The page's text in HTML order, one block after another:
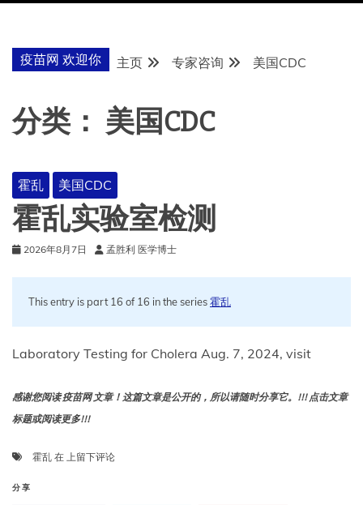
疫苗网 欢迎你 主页 专家咨询 美国CDC
分类： 美国CDC
霍乱 美国CDC
霍乱实验室检测
2026年8月7日 孟胜利 医学博士
This entry is part 16 of 16 in the series霍乱
Laboratory Testing for Cholera Aug. 7, 2024, visit
感谢您阅读 疫苗网 文章！这篇文章是公开的，所以请随时分享它。!!! 点击文章
标题或阅读更多!!!
霍乱 在 霍
上留下评论
分享